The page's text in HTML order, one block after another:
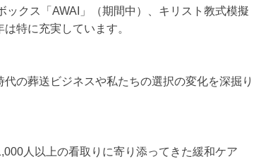
クス「AWAI」（期間中）、キリスト教式模擬
特に充実しています。
の葬送ビジネスや私たちの選択の変化を深掘り
人以上の看取りに寄り添ってきた緩和ケア